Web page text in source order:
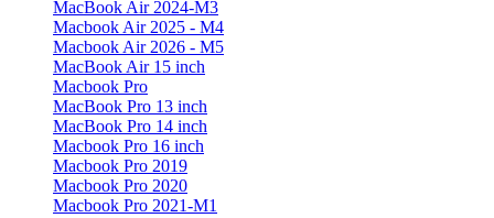
MacBook Air 2024-M3
Macbook Air 2025 - M4
Macbook Air 2026 - M5
MacBook Air 15 inch
Macbook Pro
MacBook Pro 13 inch
MacBook Pro 14 inch
Macbook Pro 16 inch
Macbook Pro 2019
Macbook Pro 2020
Macbook Pro 2021-M1